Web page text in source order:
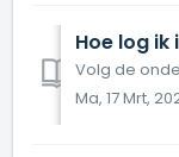
Hoe log ik
Ma, 17 Mrt,